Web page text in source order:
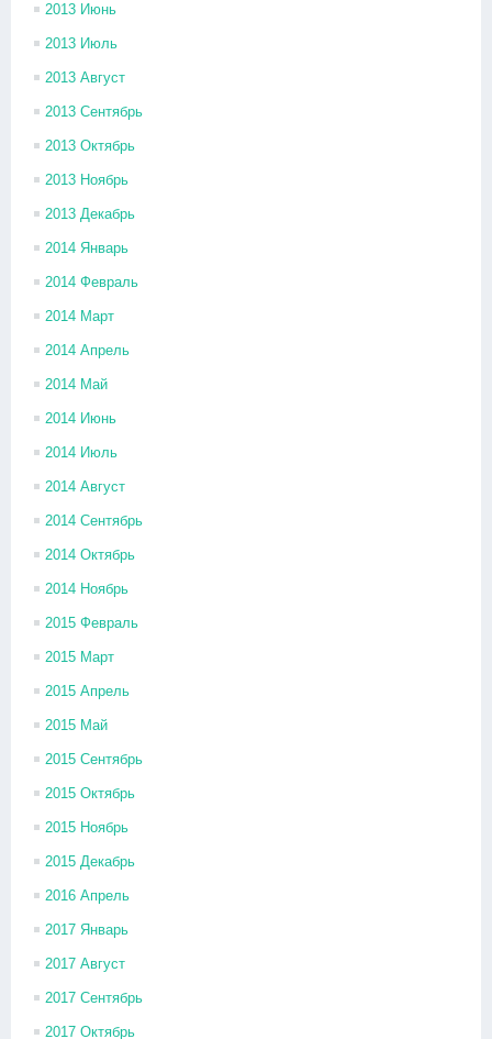
2013 Июнь
2013 Июль
2013 Август
2013 Сентябрь
2013 Октябрь
2013 Ноябрь
2013 Декабрь
2014 Январь
2014 Февраль
2014 Март
2014 Апрель
2014 Май
2014 Июнь
2014 Июль
2014 Август
2014 Сентябрь
2014 Октябрь
2014 Ноябрь
2015 Февраль
2015 Март
2015 Апрель
2015 Май
2015 Сентябрь
2015 Октябрь
2015 Ноябрь
2015 Декабрь
2016 Апрель
2017 Январь
2017 Август
2017 Сентябрь
2017 Октябрь